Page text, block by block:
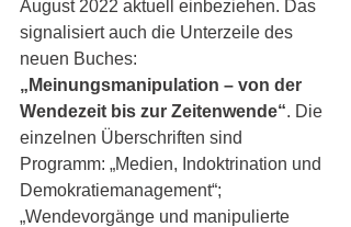
August 2022 aktuell einbeziehen. Das
signalisiert auch die Unterzeile des
neuen Buches:
„Meinungsmanipulation – von der
Wendezeit bis zur Zeitenwende“. Die
einzelnen Überschriften sind
Programm: „Medien, Indoktrination und
Demokratiemanagement“;
„Wendevorgänge und manipulierte